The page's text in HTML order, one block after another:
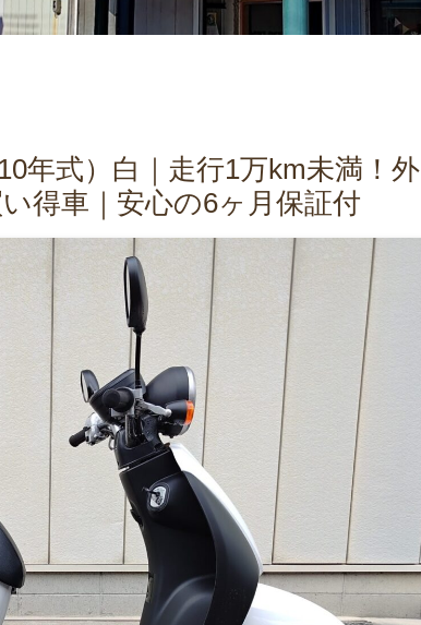
年式）白｜走行1万km未満！外
得車｜安心の6ヶ月保証付